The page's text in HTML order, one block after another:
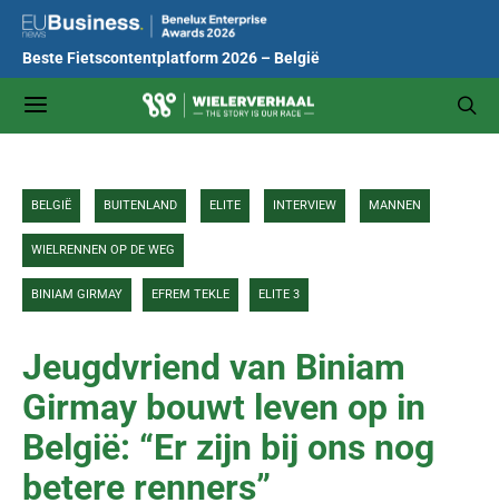
Beste Fietscontentplatform 2026 – België
BELGIË BUITENLAND ELITE INTERVIEW MANNEN
WIELRENNEN OP DE WEG
BINIAM GIRMAY EFREM TEKLE ELITE 3
Jeugdvriend van Biniam
Girmay bouwt leven op in
België: “Er zijn bij ons nog
betere renners”